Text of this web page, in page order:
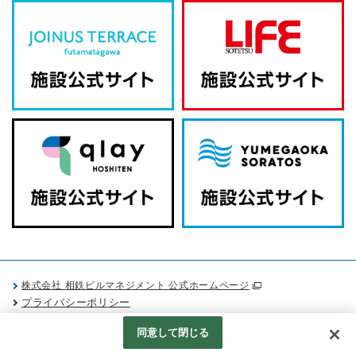
株式会社 相鉄ビルマネジメント 公式ホームページ
プライバシーポリシー
Googleアナリティクスの利用について
同意して閉じる